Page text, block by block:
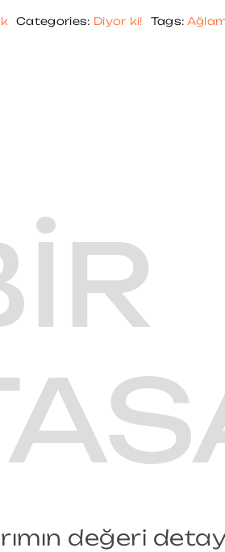
Categories: Diyor ki! Tags:
değeri